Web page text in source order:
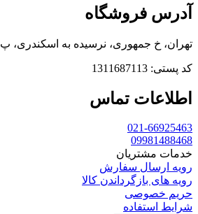
آدرس فروشگاه
تهران، خ جمهوری، نرسیده به اسکندری، پ 1411، واحد 1
کد پستی: 1311687113
اطلاعات تماس
021-66925463
09981488468
خدمات مشتریان
رویه ارسال سفارش
رویه های بازگرداندن کالا
حریم خصوصی
شرایط استفاده